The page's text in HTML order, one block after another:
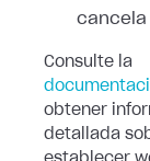
cancela
Consulte la
obtener
detallada